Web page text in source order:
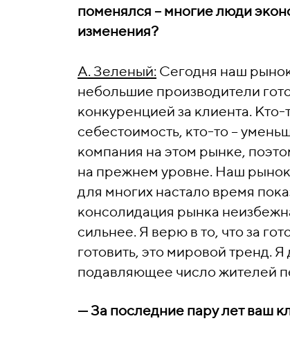
поменялся – многие люди
изменения?
А. Зеленый: Сегодня наш
небольшие производители
конкуренцией за клиента. Кто-
себестоимость, кто-то –
компания на этом рынке,
на прежнем уровне. Наш рынок
для многих настало время
консолидация рынка
сильнее. Я верю в то, что за
готовить, это мировой тренд.
подавляющее число жителей
—За последние пару лет ваш